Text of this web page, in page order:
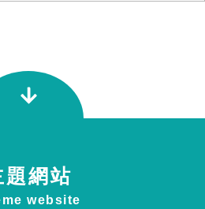
題網站
website